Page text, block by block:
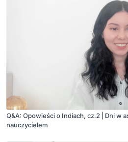
Q&A: Opowieści o Indiach, cz.2 | Dni w
nauczycielem